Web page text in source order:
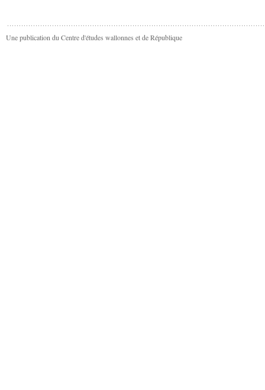
Une publication du Centre d'études wallonnes et de République